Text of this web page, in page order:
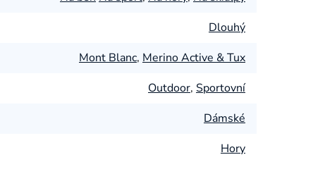
Dlouhý
Mont Blanc, Merino Active & Tux
Outdoor, Sportovní
Dámské
Hory